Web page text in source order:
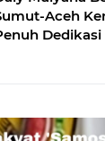
Aceh
Dedikasi